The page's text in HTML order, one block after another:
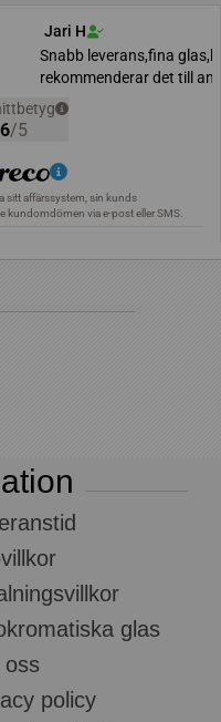
glas
oss
policy